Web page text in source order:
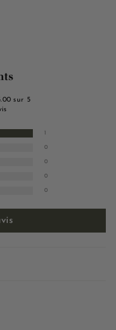
sur 5
0
0
0
0